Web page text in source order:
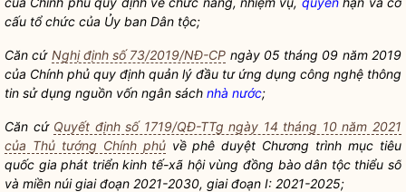
cấu tổ chức của Ủy ban Dân tộc;
Căn cứ Nghị định số 73/2019/NĐ-CP ngày 05 tháng 09 năm 2019
của Chính phủ quy định quản lý đầu tư ứng dụng công nghệ thông
tin sử dụng nguồn vốn ngân sách nhà nước;
Căn cứ Quyết định số 1719/QĐ-TTg ngày 14 tháng 10 năm 2021
của Thủ tướng Chính phủvề phê duyệt Chương trình mục tiêu
quốc gia phát triển kinh tế-xã hội vùng đồng bàodân tộcthiểu số
và miền núi giai đoạn 2021-2030, giai đoạn I: 2021-2025;